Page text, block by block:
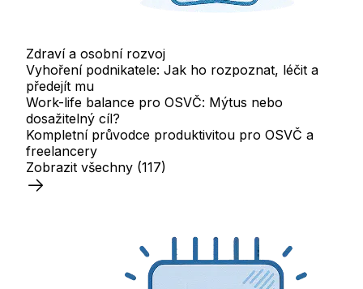
Zdraví a osobní rozvoj
Vyhoření podnikatele: Jak ho rozpoznat, léčit a
předejít mu
Work-life balance pro OSVČ: Mýtus nebo
dosažitelný cíl?
Kompletní průvodce produktivitou pro OSVČ a
freelancery
Zobrazit všechny (117)